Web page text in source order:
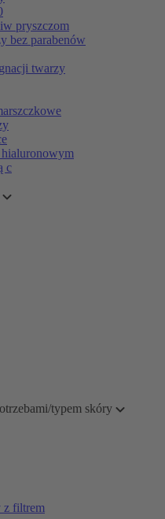
pryszczom
bez parabenów
twarzy
hialuronowym
c
typem skóry
z filtrem